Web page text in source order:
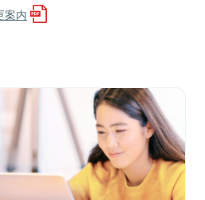
案内